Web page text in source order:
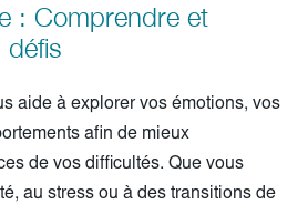
: Comprendre et
défis
aide à explorer vos émotions, vos
afin de mieux
de vos difficultés. Que vous
au stress ou à des transitions de